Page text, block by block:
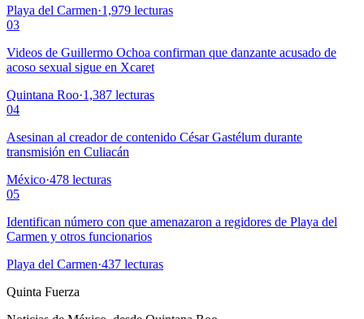
Playa del Carmen·1,979 lecturas
03
Videos de Guillermo Ochoa confirman que danzante acusado de
acoso sexual sigue en Xcaret
Quintana Roo·1,387 lecturas
04
Asesinan al creador de contenido César Gastélum durante
transmisión en Culiacán
México·478 lecturas
05
Identifican número con que amenazaron a regidores de Playa del
Carmen y otros funcionarios
Playa del Carmen·437 lecturas
Quinta Fuerza